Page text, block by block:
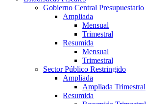
Gobierno Central Presupuestario
Ampliada
Mensual
Trimestral
Resumida
Mensual
Trimestral
Sector Público Restringido
Ampliada
Ampliada Trimestral
Resumida